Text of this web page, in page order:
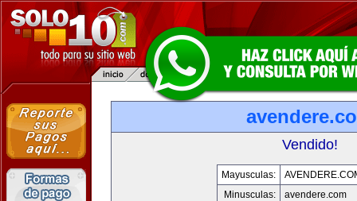
Vendido!
Mayusculas:
Minusculas:
avendere.com